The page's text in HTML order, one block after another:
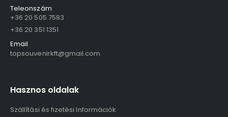
Teleonszám
+36 20 505 7583
+36 20 351 1351
Email
topsouvenirkft@gmail.com
Hasznos oldalak
Szállítási és fizetési Információk